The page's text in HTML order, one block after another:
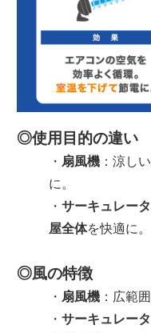
◎使用目的の違い
・ 扇風機 ：涼し
に。
・ サーキュレー
屋全体を快適に。
◎風の特徴
・ 扇風機 ：広範
・ サーキュレー